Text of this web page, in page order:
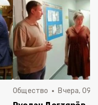
Общество Вчера,